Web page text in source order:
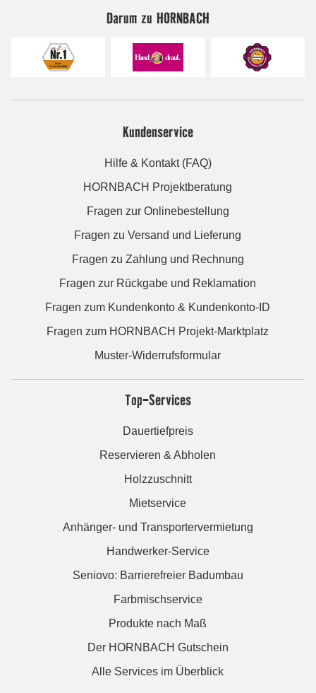
Darum zu HORNBACH
Kundenservice
Hilfe & Kontakt (FAQ)
HORNBACH Projektberatung
Fragen zur Onlinebestellung
Fragen zu Versand und Lieferung
Fragen zu Zahlung und Rechnung
Fragen zur Rückgabe und Reklamation
Fragen zum Kundenkonto & Kundenkonto-ID
Fragen zum HORNBACH Projekt-Marktplatz
Muster-Widerrufsformular
Top-Services
Dauertiefpreis
Reservieren & Abholen
Holzzuschnitt
Mietservice
Anhänger- und Transportervermietung
Handwerker-Service
Seniovo: Barrierefreier Badumbau
Farbmischservice
Produkte nach Maß
Der HORNBACH Gutschein
Alle Services im Überblick